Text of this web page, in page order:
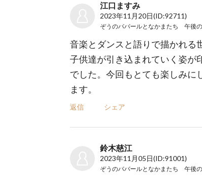
江口ますみ
2023年11月20日(ID:92711)
ぞうのババールとなかまたち 午後
音楽とダンスと語りで描かれる
子供達が引き込まれていく姿が
でした。今回もとても楽しみに
ます。
返信 シェア
鈴木慈江
2023年11月05日(ID:91001)
ぞうのババールとなかまたち 午後